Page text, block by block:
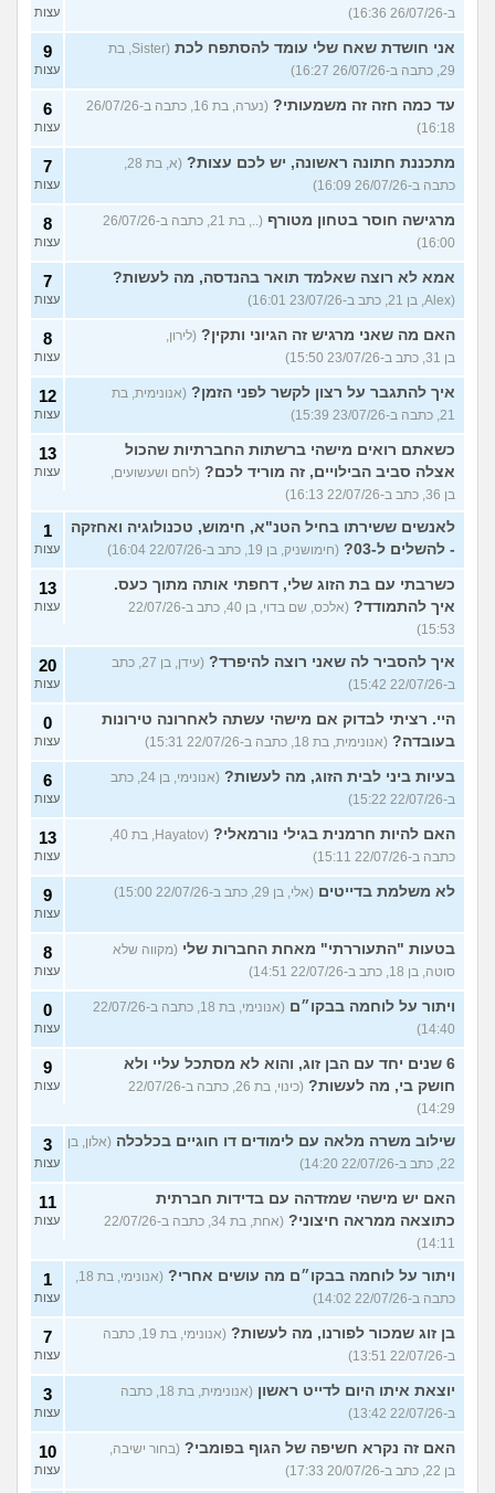
ב-26/07/26 16:36) עצות
אני חושדת שאח שלי עומד להסתפח לכת
(Sister, בת
29, כתבה ב-26/07/26 16:27)
9
עצות
עד כמה חזה זה משמעותי?
(נערה, בת 16, כתבה ב-26/07/26
16:18)
6
עצות
מתכננת חתונה ראשונה, יש לכם עצות?
(א, בת 28,
כתבה ב-26/07/26 16:09)
7
עצות
מרגישה חוסר בטחון מטורף
(.., בת 21, כתבה ב-26/07/26
16:00)
8
עצות
אמא לא רוצה שאלמד תואר בהנדסה, מה לעשות?
(Alex, בן 21, כתב ב-23/07/26 16:01)
7
עצות
האם מה שאני מרגיש זה הגיוני ותקין? (לירון,
בן 31, כתב ב-23/07/26 15:50)
8
עצות
איך להתגבר על רצון לקשר לפני הזמן? (אנונימית, בת
21, כתבה ב-23/07/26 15:39)
12
עצות
כשאתם רואים מישהי ברשתות החברתיות שהכול
אצלה סביב הבילויים, זה מוריד לכם? (לחם ושעשועים,
בן 36, כתב ב-22/07/26 16:13)
13
עצות
לאנשים ששירתו בחיל הטנ"א, חימוש, טכנולוגיה ואחזקה
- להשלים ל-03?
(חימושניק, בן 19, כתב ב-22/07/26 16:04)
1
עצות
כשרבתי עם בת הזוג שלי, דחפתי אותה מתוך כעס.
איך להתמודד?
(אלכס, שם בדוי, בן 40, כתב ב-22/07/26
15:53)
13
עצות
איך להסביר לה שאני רוצה להיפרד?
(עידן, בן 27, כתב
ב-22/07/26 15:42)
20
עצות
היי. רציתי לבדוק אם מישהי עשתה לאחרונה טירונות
בעובדה? (אנונימית, בת 18, כתבה ב-22/07/26 15:31)
0
עצות
בעיות ביני לבית הזוג, מה לעשות?
(אנונימי, בן 24, כתב
ב-22/07/26 15:22)
6
עצות
האם להיות חרמנית בגילי נורמאלי?
(Hayatov, בת 40,
כתבה ב-22/07/26 15:11)
13
עצות
לא משלמת בדייטים (אלי, בן 29, כתב ב-22/07/26 15:00) 9
עצות
בטעות "התעוררתי" מאחת החברות שלי (מקווה שלא
סוטה, בן 18, כתב ב-22/07/26 14:51)
8
עצות
ויתור על לוחמה בבקו״ם
(אנונימי, בת 18, כתבה ב-22/07/26
14:40)
0
עצות
6 שנים יחד עם הבן זוג, והוא לא מסתכל עליי ולא
חושק בי, מה לעשות?
(כינוי, בת 26, כתבה ב-22/07/26
14:29)
9
עצות
שילוב משרה מלאה עם לימודים דו חוגיים בכלכלה (אלון, בן
22, כתב ב-22/07/26 14:20)
3
עצות
האם יש מישהי שמזדהה עם בדידות חברתית
כתוצאה ממראה חיצוני?
(אחת, בת 34, כתבה ב-22/07/26
14:11)
11
עצות
ויתור על לוחמה בבקו״ם מה עושים אחרי?
(אנונימי, בת 18,
כתבה ב-22/07/26 14:02)
1
עצות
בן זוג שמכור לפורנו, מה לעשות?
(אנונימי, בת 19, כתבה
ב-22/07/26 13:51)
7
עצות
יוצאת איתו היום לדייט ראשון
(אנונימית, בת 18, כתבה
ב-22/07/26 13:42)
3
עצות
האם זה נקרא חשיפה של הגוף בפומבי? (בחור ישיבה,
בן 22, כתב ב-20/07/26 17:33)
10
עצות